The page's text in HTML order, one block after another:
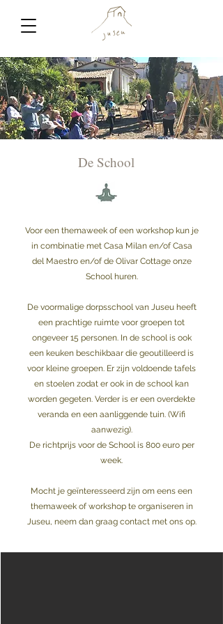
De School
Voor een themaweek of een workshop kun je
in combinatie met Casa Milan en/of Casa
del Maestroen/ofde Olivar Cottageonze
School huren.
De voormalige dorpsschool van Juseu heeft
een prachtige ruimte voor groepen tot
ongeveer 15 personen. In de school is ook
een keuken beschikbaar die geoutilleerd is
voor kleine groepen. Er zijn voldoende tafels
en stoelen zodat er ook in de school kan
worden gegeten. Verder is er een overdekte
veranda en een aanliggende tuin. (Wifi
aanwezig).
De richtprijs voor de School is 800 euro per
week.
Mocht je geïnteresseerd zijn om eens een
themaweek of workshop te organiseren in
Juseu, neem dan graag contactmet ons op.